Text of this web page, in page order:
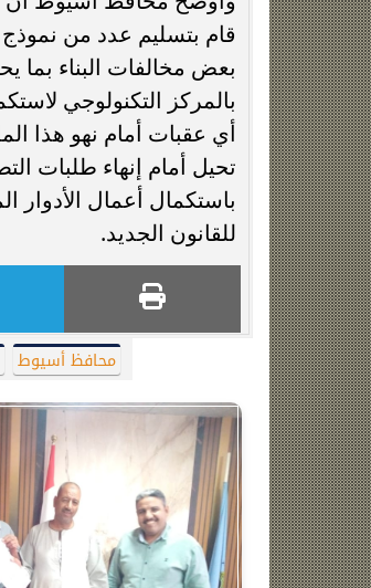
بعض مخالفات البناء بما
بالمركز التكنولوجي
أي عقبات أمام نهو هذا
تحيل أمام إنهاء طلبات
باستكمال أعمال الأدوار
للقانون الجديد.
محافظ أسيوط